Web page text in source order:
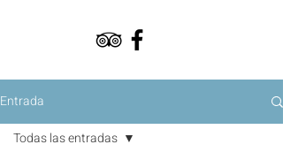
Entrada
Todas las entradas